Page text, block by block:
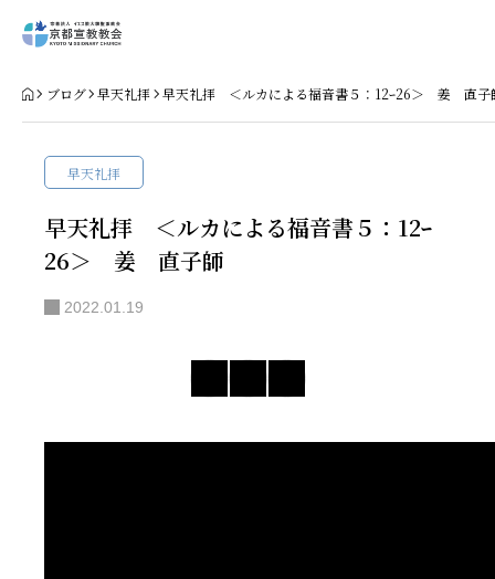
Home
牧師コラム
聖殿建築
ブログ 早天礼拝 早天礼拝 ＜ルカによる福音書５：12ｰ26＞ 姜 直子
早天礼拝
早天礼拝 ＜ルカによる福音書５：12ｰ
26＞ 姜 直子師
2022.01.19